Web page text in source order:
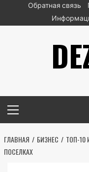
ПерейтиОбратная связь
меню
ГЛАВНАЯ БИЗНЕС
ТОП-10
ПОСЕЛКАХ